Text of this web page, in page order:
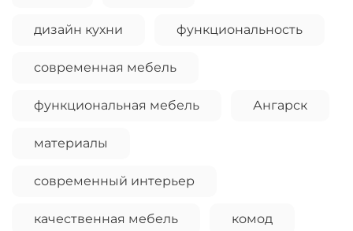
дизайн кухни функциональность
современная мебель
функциональная мебель Ангарск
материалы
современный интерьер
качественная мебель комод
любого банка
выбранный способом
Оставшиеся
списываться
по
каждые 2 недели